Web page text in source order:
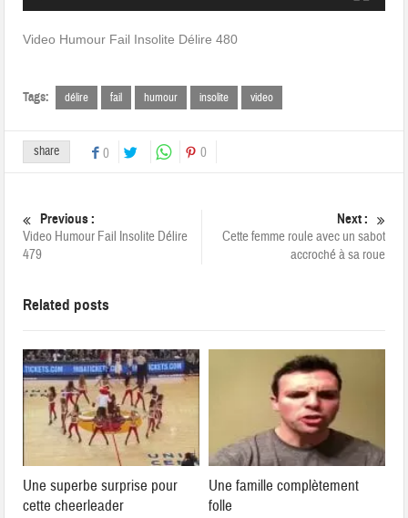
Video Humour Fail Insolite Délire 480
Tags: délire fail humour insolite video
share 0 0
Previous :
Video Humour Fail Insolite Délire
479
Next :
Cette femme roule avec un sabot
accroché à sa roue
Related posts
Une superbe surprise pour
cette cheerleader
Une famille complètement
folle